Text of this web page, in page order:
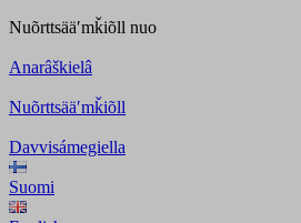
Nuõrttsääʹmǩiõll nuo
Anarâškielâ
Nuõrttsääʹmǩiõll
Davvisámegiella
Suomi